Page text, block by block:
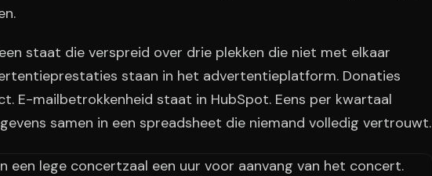
staat die verspreid over drie plekken die niet met elkaar
staan in het advertentieplatform. Donaties
E-mailbetrokkenheid staat in HubSpot. Eens per kwartaal
samen in een spreadsheet die niemand volledig vertrouwt.